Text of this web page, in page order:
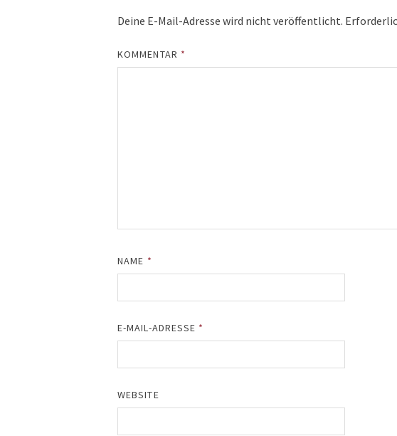
Deine E-Mail-Adresse wird nicht veröffentlicht.
KOMMENTAR *
NAME *
E-MAIL-ADRESSE *
WEBSITE